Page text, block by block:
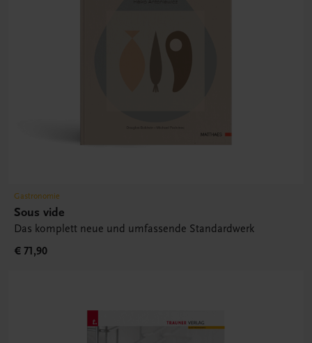
Gastronomie
Sous vide
Das komplett neue und umfassende Standardwerk
€ 71,90